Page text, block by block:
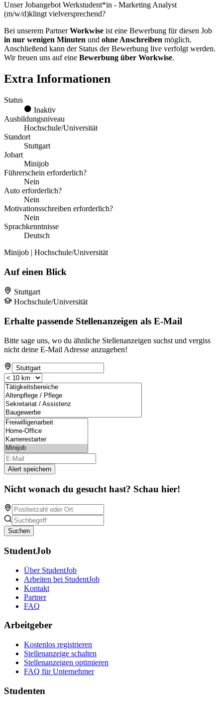
Unser Jobangebot Werkstudent*in - Marketing Analyst
(m/w/d)klingt vielversprechend?
Bei unserem PartnerWorkwise ist eine Bewerbung für diesen Job
in nur wenigen Minuten und ohne Anschreiben möglich.
Anschließend kann der Status der Bewerbung live verfolgt werden.
Wir freuen uns auf eine Bewerbung über Workwise.
Extra Informationen
Status
Inaktiv
Ausbildungsniveau
Hochschule/Universität
Standort
Stuttgart
Jobart
Minijob
Führerschein erforderlich?
Nein
Auto erforderlich?
Nein
Motivationsschreiben erforderlich?
Nein
Sprachkenntnisse
Deutsch
Minijob | Hochschule/Universität
Auf einen Blick
Stuttgart
Hochschule/Universität
Erhalte passende Stellenanzeigen als E-Mail
Bitte sage uns, wo du ähnliche Stellenanzeigen suchst und vergiss
nicht deine E-Mail Adresse anzugeben!
Alert speichern
Nicht wonach du gesucht hast? Schau hier!
Suchen
StudentJob
Über StudentJob
Arbeiten bei StudentJob
Kontakt
Partner
FAQ
Arbeitgeber
Kostenlos registrieren
Stellenanzeige schalten
Stellenanzeigen optimieren
FAQ für Unternehmer
Studenten